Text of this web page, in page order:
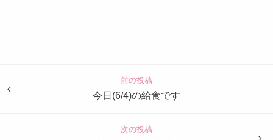
も
前の投稿
今日(6/4)の給食です
次の投稿